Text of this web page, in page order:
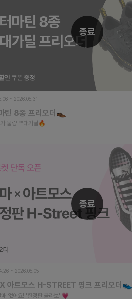
종료
~ 2026.05.31
틴 8종 프리오더👞
물량 역대가딜🔥
종료
~ 2026.05.05
아트모스 H-STREET 핑크 프리오더👟
없어요! '한정판 콜라보' 💗